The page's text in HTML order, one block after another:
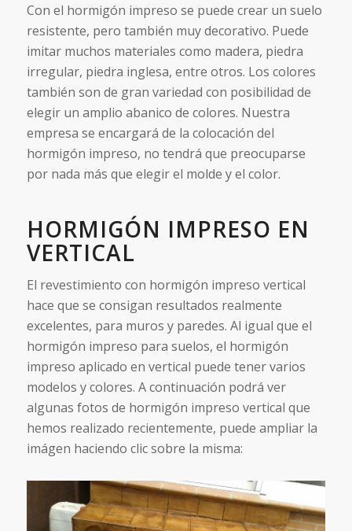
Con el hormigón impreso se puede crear un suelo
resistente, pero también muy decorativo. Puede
imitar muchos materiales como madera, piedra
irregular, piedra inglesa, entre otros. Los colores
también son de gran variedad con posibilidad de
elegir un amplio abanico de colores. Nuestra
empresa se encargará de la colocación del
hormigón impreso, no tendrá que preocuparse
por nada más que elegir el molde y el color.
HORMIGÓN IMPRESO EN
VERTICAL
El revestimiento con hormigón impreso vertical
hace que se consigan resultados realmente
excelentes, para muros y paredes. Al igual que el
hormigón impreso para suelos, el hormigón
impreso aplicado en vertical puede tener varios
modelos y colores. A continuación podrá ver
algunas fotos de hormigón impreso vertical que
hemos realizado recientemente, puede ampliar la
imágen haciendo clic sobre la misma: